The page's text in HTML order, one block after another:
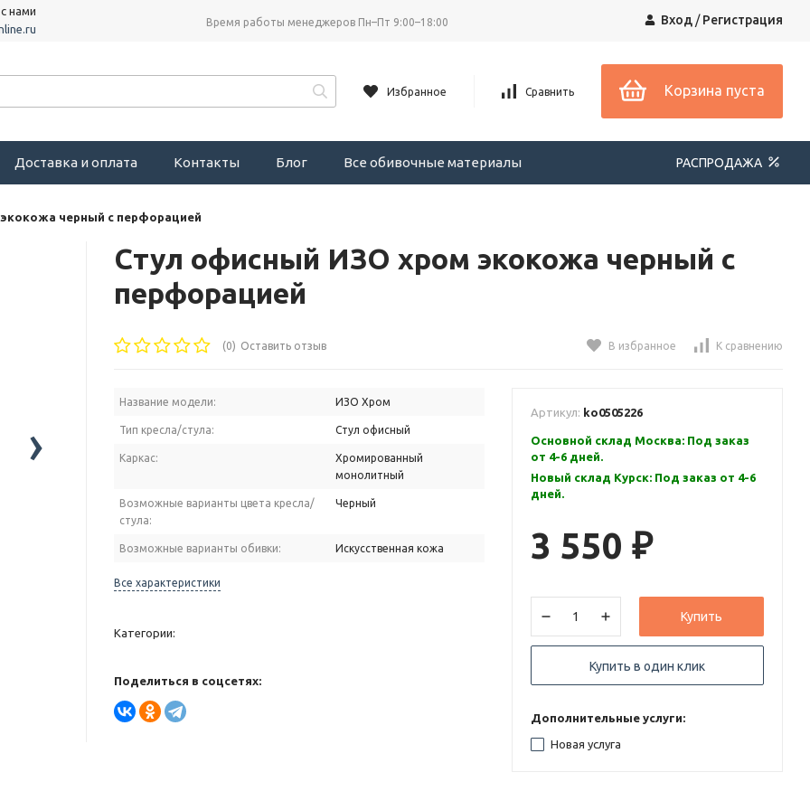
нами
Время работы менеджеров Пн–Пт 9:00–18:00 Вход/Регистрация
Избранное Сравнить Корзина пуста
Доставка и оплата Контакты Блог Все обивочные материалы РАСПРОДАЖА
черный с перфорацией
›
Стул офисный ИЗО хром экокожа черный с
перфорацией
(0) Оставить отзыв В избранное К сравнению
Название модели: ИЗО Хром
Тип кресла/стула: Стул офисный
Каркас:
Хромированный
монолитный
Возможные варианты цвета кресла/
стула:
Черный
Возможные варианты обивки: Искусственная кожа
Все характеристики
Категории:
Поделиться в соцсетях:
Артикул: ko0505226
Основной склад Москва: Под заказ
от 4-6 дней.
Новый склад Курск: Под заказ от 4-6
дней.
3 550 ₽
Купить
Купить в один клик
Дополнительные услуги:
Новая услуга